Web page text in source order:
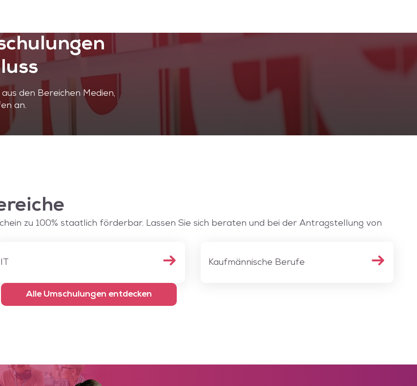
den Bereichen Medien,
an.
zu 100% staatlich förderbar. Lassen Sie sich beraten und bei der Antragstellung von
Kaufmännische Berufe
Alle Umschulungen entdecken